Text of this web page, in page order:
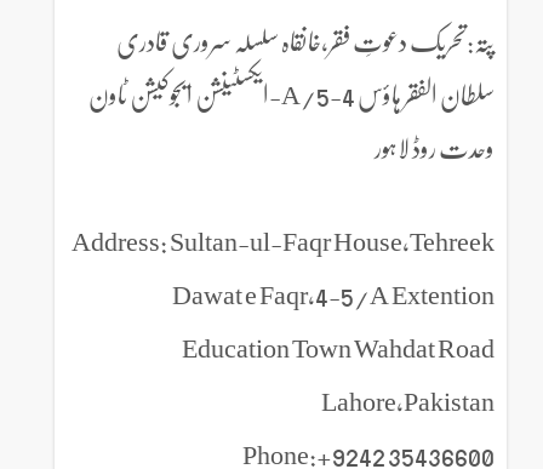
پتہ:تحریک دعوتِ فقر،خانقاہ سلسلہ سروری قادری
سلطان الفقر ہاؤس 4-5/A-ایکسٹینشن ایجوکیشن ٹاون
وحدت روڈ لاہور
Address: Sultan-ul-Faqr House,Tehreek
Dawat e Faqr,4-5/A Extention
Education Town Wahdat Road
Lahore,Pakistan
Phone:+9242 35436600